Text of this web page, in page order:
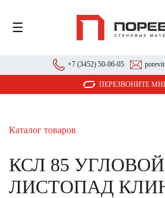
☰
+7 (3452) 50-06-05
ПЕРЕЗВОНИТЕ
Каталог товаров
КСЛ 85 УГЛОВОЙ
ЛИСТОПАД